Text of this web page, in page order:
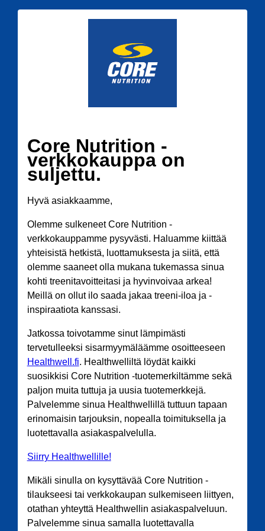
Core Nutrition -
verkkokauppa on
suljettu.
Hyvä asiakkaamme,
Olemme sulkeneet Core Nutrition -
verkkokauppamme pysyvästi. Haluamme kiittää
yhteisistä hetkistä, luottamuksesta ja siitä, että
olemme saaneet olla mukana tukemassa sinua
kohti treenitavoitteitasi ja hyvinvoivaa arkea!
Meillä on ollut ilo saada jakaa treeni-iloa ja -
inspiraatiota kanssasi.
Jatkossa toivotamme sinut lämpimästi
tervetulleeksi sisarmyymäläämme osoitteeseen
Healthwell.fi. Healthwelliltä löydät kaikki
suosikkisi Core Nutrition -tuotemerkiltämme sekä
paljon muita tuttuja ja uusia tuotemerkkejä.
Palvelemme sinua Healthwellillä tuttuun tapaan
erinomaisin tarjouksin, nopealla toimituksella ja
luotettavalla asiakaspalvelulla.
Siirry Healthwellille!
Mikäli sinulla on kysyttävää Core Nutrition -
tilaukseesi tai verkkokaupan sulkemiseen liittyen,
otathan yhteyttä Healthwellin asiakaspalveluun.
Palvelemme sinua samalla luotettavalla